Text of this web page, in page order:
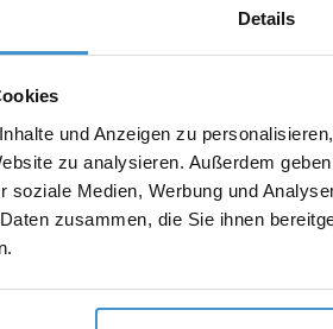
Details
und Anzeigen zu
zu analysieren. Außerdem
soziale Medien, Werbung und
zusammen, die Sie ihnen